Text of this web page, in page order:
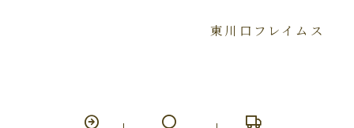
東川口フレイムス